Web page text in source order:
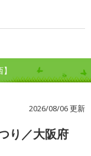
2026/08/06 更新
り／大阪府